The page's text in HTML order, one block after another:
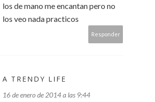
los de mano me encantan pero no
los veo nada practicos
Responder
A TRENDY LIFE
16 de enero de 2014 a las 9:44